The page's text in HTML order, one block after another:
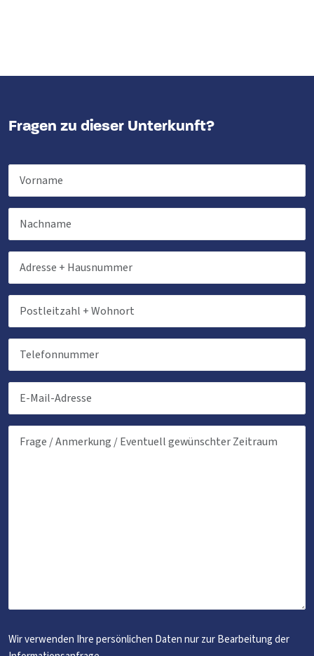
Fragen zu dieser Unterkunft?
Wir verwenden Ihre persönlichen Daten nur zur Bearbeitung der